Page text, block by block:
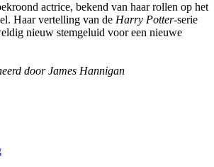
actrice, bekend van haar rollen op het
Haar vertelling van de Harry Potter-serie
nieuw stemgeluid voor een nieuwe
door James Hannigan